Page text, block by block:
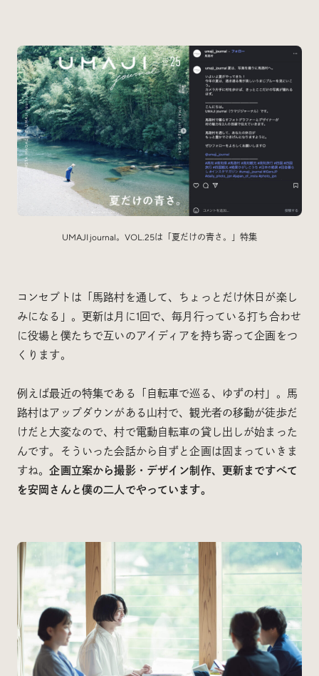
UMAJI journal。VOL.25は「夏だけの青さ。」特集
コンセプトは「馬路村を通して、ちょっとだけ休日が楽し
みになる」。更新は月に1回で、毎月行っている打ち合わせ
に役場と僕たちで互いのアイディアを持ち寄って企画をつ
くります。
例えば最近の特集である「自転車で巡る、ゆずの村」。馬
路村はアップダウンがある山村で、観光者の移動が徒歩だ
けだと大変なので、村で電動自転車の貸し出しが始まった
んです。そういった会話から自ずと企画は固まっていきま
すね。企画立案から撮影・デザイン制作、更新まですべて
を安岡さんと僕の二人でやっています。